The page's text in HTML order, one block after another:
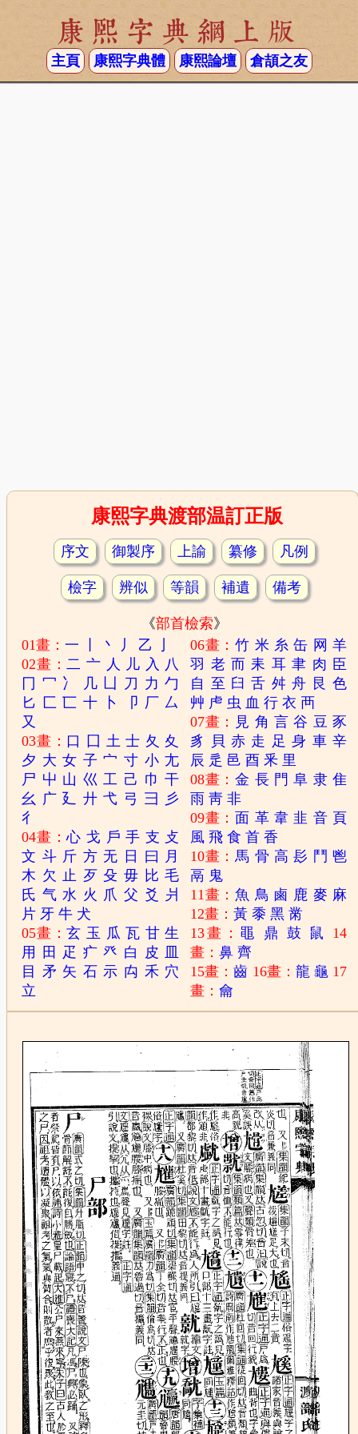
康熙字典網上版
主頁 康熙字典體 康熙論壇 倉頡之友
康熙字典渡部温訂正版
序文 御製序 上諭 纂修 凡例
檢字 辨似 等韻 補遺 備考
《部首檢索》
01畫：一 丶 丿 乙
02畫：二 亠 人 儿 入 八
冂 冖 冫 几 凵 刀 力 勹
匕 匚 匸 十 卜 卩 厂 厶
又
03畫： 口 囗 土 士 夂 夊
夕 大 女 子 宀 寸 小 尢
尸 屮 山 巛 工 己 巾 干
幺 广 廴 廾 弋 弓 彐
彡
彳
04畫：心 戈 戶 手 支 攴
文 斗 斤 方 无 日 曰 月
木 欠 止 歹 殳 毋 比 毛
氏 气 水 火 爪 父 爻 爿
片 牙 牛 犬
05畫：玄 玉 瓜 瓦 甘 生
用
田 疋 疒 癶 白 皮
目
矛 矢 石 示 禸 禾 穴
立
06畫：竹 米 糸 缶 网 羊
羽 老 而 耒 耳 聿 肉 臣
自 至 臼 舌 舛 舟 艮 色
艸 虍 虫 血 行 衣 襾
07畫： 見 角 言 谷 豆 豕
豸
貝 赤 走 足 身 車 辛
辰 辵 邑 酉 釆 里
08畫：金 長 門 阜 隶 隹
雨 靑 非
09畫： 面 革 韋 韭 音 頁
風 飛 食 首 香
10畫：馬 骨 高 髟 鬥 鬯
鬲 鬼
11畫：魚 鳥 鹵 鹿 麥 麻
12畫：黃 黍 黑 黹
13畫： 黽 鼎 鼓 鼠
14
畫：鼻 齊
15畫：齒 16畫： 龍 龜 17
畫：龠